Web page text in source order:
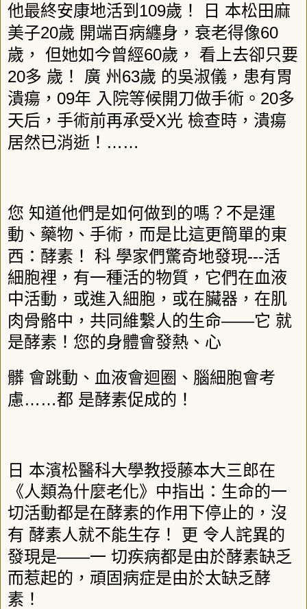
他最終安康地活到 109歲！ 日 本松田麻
美子20歲 開端百病纏身，衰老得像60
歲， 但她如今曾經60歲， 看上去卻只要
20多 歲！ 廣 州 63歲 的吳淑儀，患有胃
潰瘍， 09年 入院等候開刀做手術。 20多
天后，手術前再承受X光 檢查時，潰瘍
居然已消逝！ ……
您 知道他們是如何做到的嗎？不是運
動、藥物、手術，而是比這更簡單的東
西：酵素！
科 學家們驚奇地發現---活
細胞裡，有一種活的物質，它們在血液
中活動，或進入細胞，或在臟器，在肌
肉骨骼中，共同維繫人的生命――它 就
是酵素！您的身體會發熱、心
髒 會跳動、血液會迴圈、腦細胞會考
慮……都 是酵素促成的！
日 本濱松醫科大學教授藤本大三郎在
《人類為什麼老化》中指出：生命的一
切活動都是在酵素的作用下停止的，沒
有 酵素人就不能生存！ 更 令人詫異的
發現是――一 切疾病都是由於酵素缺乏
而惹起的，頑固病症是由於太缺乏酵
素！